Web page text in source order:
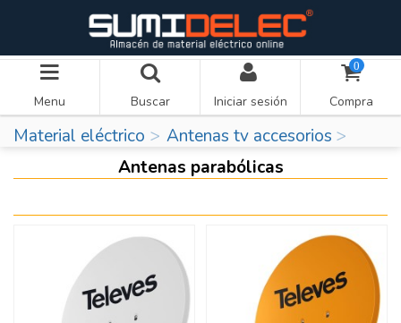
Menu Buscar Iniciar sesión
0
Compra
Material eléctrico
Antenas tv accesorios
Antenas parabólicas